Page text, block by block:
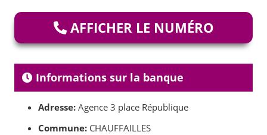
AFFICHER LE NUMÉRO
Informations sur la banque
Adresse: Agence 3 place République
Commune: CHAUFFAILLES